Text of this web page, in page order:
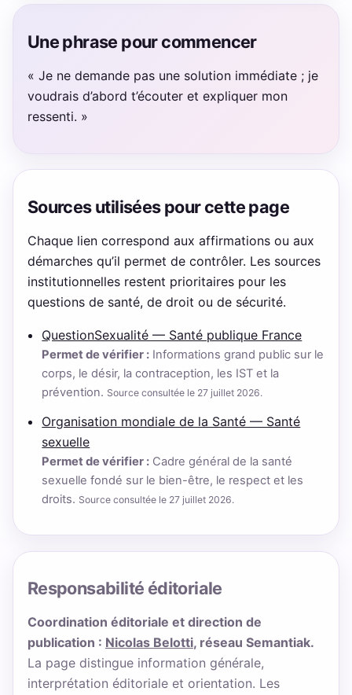
Une phrase pour commencer
« Je ne demande pas une solution immédiate ; je
voudrais d’abord t’écouter et expliquer mon
ressenti. »
Sources utilisées pour cette page
Chaque lien correspond aux affirmations ou aux
démarches qu’il permet de contrôler. Les sources
institutionnelles restent prioritaires pour les
questions de santé, de droit ou de sécurité.
QuestionSexualité — Santé publique France
Permet de vérifier : Informations grand public sur le
corps, le désir, la contraception, les IST et la
prévention. Source consultée le 27 juillet 2026.
Organisation mondiale de la Santé — Santé
sexuelle
Permet de vérifier : Cadre général de la santé
sexuelle fondé sur le bien-être, le respect et les
droits. Source consultée le 27 juillet 2026.
Responsabilité éditoriale
Coordination éditoriale et direction de
publication : Nicolas Belotti, réseau Semantiak.
La page distingue information générale,
interprétation éditoriale et orientation. Les